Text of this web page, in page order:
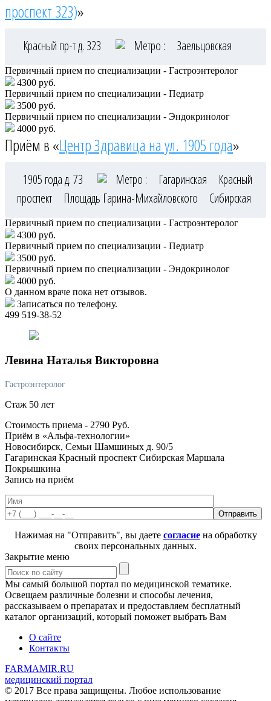
проспект 323)»
Красный пр-т д. 323 Метро : Заельцовская
Первичный прием по специализации - Гастроэнтеролог
4300 руб.
Первичный прием по специализации - Педиатр
3500 руб.
Первичный прием по специализации - Эндокринолог
4000 руб.
Приём в «Центр Здравица на ул. 1905 года»
1905 года д. 73 Метро : Гагаринская
Красный
проспект
Площадь Гарина-Михайловского Сибирская
Первичный прием по специализации - Гастроэнтеролог
4300 руб.
Первичный прием по специализации - Педиатр
3500 руб.
Первичный прием по специализации - Эндокринолог
4000 руб.
О данном враче пока нет отзывов.
Записаться по телефону.
499 519-38-52
Левина Наталья Викторовна
Гастроэнтеролог
Стаж 50 лет
Стоимость приема - 2790 Руб.
Приём в «Альфа-технологии»
Новосибирск, Семьи Шамшиных д. 90/5
Гагаринская Красный проспект Сибирская Маршала
Покрышкина
Запись на приём
Нажимая на "Отправить", вы даете согласиена обработку
своих персональных данных.
Закрытие меню
Мы самый большой портал по медицинской тематике.
Освещаем различные болезни и способы лечения,
рассказываем о препаратах и предоставляем бесплатный
каталог организаций, который поможет выбрать Вам
О сайте
Контакты
FARMAMIR.RU
медицинский портал
© 2017 Все права защищены. Любое использование